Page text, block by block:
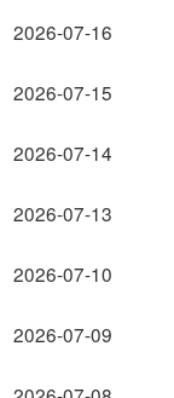
2026-07-16
2026-07-15
2026-07-14
2026-07-13
2026-07-10
2026-07-09